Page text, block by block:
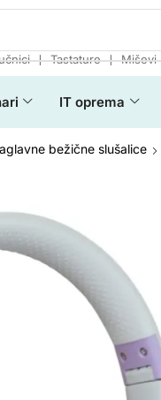
❘ Tastature ❘ Miševi
IT oprema
bežične slušalice